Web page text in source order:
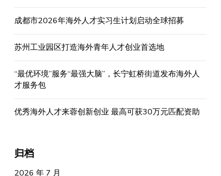
成都市2026年海外人才实习生计划启动全球招募
苏州工业园区打造海外青年人才创业首选地
“最优环境”服务“最强大脑”，长宁虹桥街道发布海外人
才服务包
优秀海外人才来蓉创新创业 最高可获30万元匹配资助
归档
2026 年 7 月